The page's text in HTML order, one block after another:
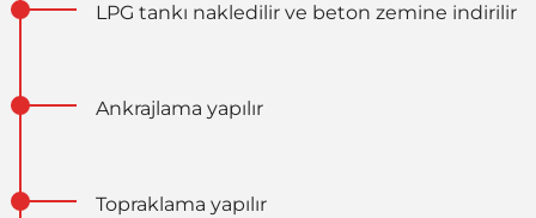
LPG tankı nakledilir ve beton zemine indirilir
Ankrajlama yapılır
Topraklama yapılır